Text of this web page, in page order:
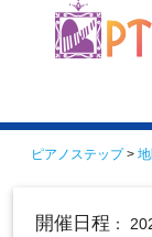
ピアノステップ>
開催日程 ：